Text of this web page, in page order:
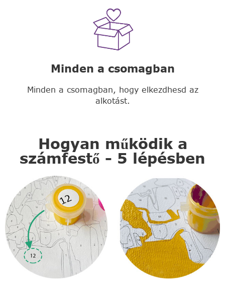
Minden a csomagban
Minden a csomagban, hogy elkezdhesd az
alkotást.
Hogyan működik a
számfestő - 5 lépésben